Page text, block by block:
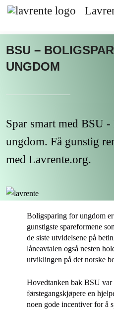
BSU –
UNGDOM
Spar smart med BSU
ungdom. Få gunstig
med Lavrente.org.
Boligsparing for ungdom
gunstigste spareformene
de siste utvidelsene på
låneavtalen også nesten
utviklingen på det norske
Hovedtanken bak BSU var
førstegangskjøpere en
noen gode incentiver for å